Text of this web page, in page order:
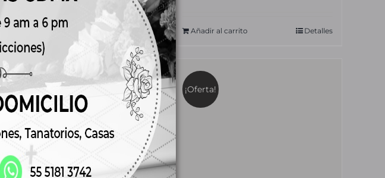
Añadir al carrito Detalles Añadir al carrito Detalles
Corona Fúnebre MI
LUZ
$2,000.00
¡Oferta!